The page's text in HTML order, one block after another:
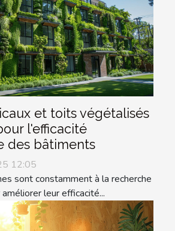
et toits végétalisés
l'efficacité
des bâtiments
12:05
sont constamment à la recherche
leur efficacité...